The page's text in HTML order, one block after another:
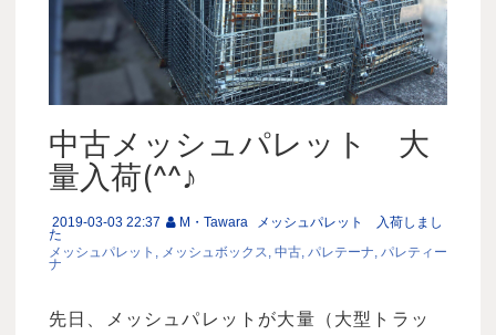
中古メッシュパレット 大
量入荷(^^♪
2019-03-03 22:37 M・Tawara メッシュパレット 入荷しまし
た
メッシュパレット
メッシュボックス 中古 パレテーナ パレティー
ナ
先日、メッシュパレットが大量（大型トラッ